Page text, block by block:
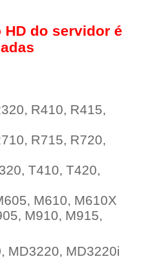
do servidor é
R410, R415,
R715, R720,
T410, T420,
M610, M610X
M910, M915,
MD3220, MD3220i